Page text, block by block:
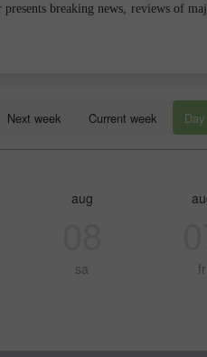
presents breaking news, reviews of
Day
Current week
Next week
fr
aug
sa